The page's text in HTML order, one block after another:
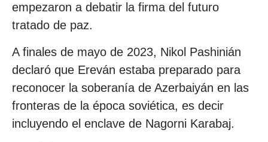
empezaron a debatir la firma del futuro
tratado de paz.
A finales de mayo de 2023, Nikol Pashinián
declaró que Ereván estaba preparado para
reconocer la soberanía de Azerbaiyán en las
fronteras de la época soviética, es decir
incluyendo el enclave de Nagorni Karabaj.